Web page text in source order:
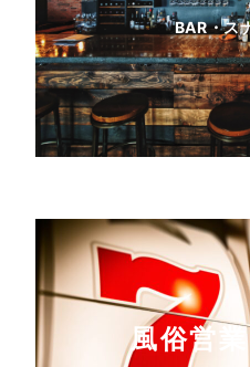
BAR・ス
風俗営